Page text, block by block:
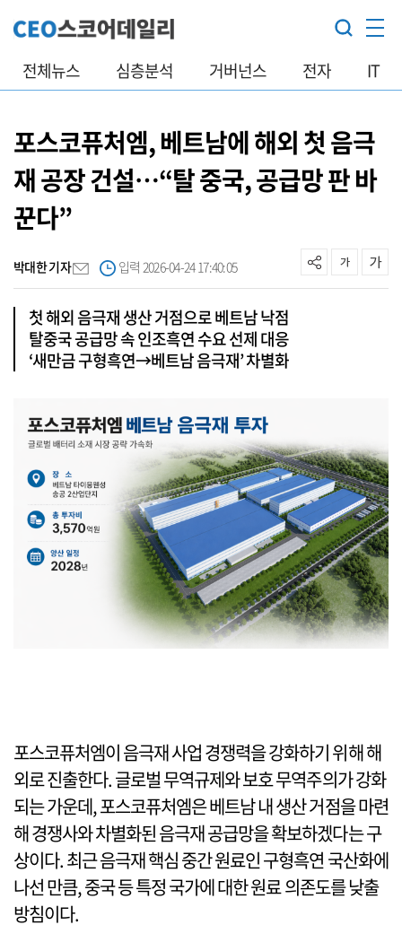
전체뉴스 심층분석 거버넌스 전자 IT
포스코퓨처엠, 베트남에 해외 첫 음극
재 공장 건설…“탈 중국, 공급망 판 바
꾼다”
박대한 기자 입력 2026-04-24 17:40:05
첫 해외 음극재 생산 거점으로 베트남 낙점
탈중국 공급망 속 인조흑연 수요 선제 대응
‘새만금 구형흑연→베트남 음극재’ 차별화
포스코퓨처엠이 음극재 사업 경쟁력을 강화하기 위해 해
외로 진출한다. 글로벌 무역규제와 보호 무역주의가 강화
되는 가운데, 포스코퓨처엠은 베트남 내 생산 거점을 마련
해 경쟁사와 차별화된 음극재 공급망을 확보하겠다는 구
상이다. 최근 음극재 핵심 중간 원료인 구형흑연 국산화에
나선 만큼, 중국 등 특정 국가에 대한 원료 의존도를 낮출
방침이다.